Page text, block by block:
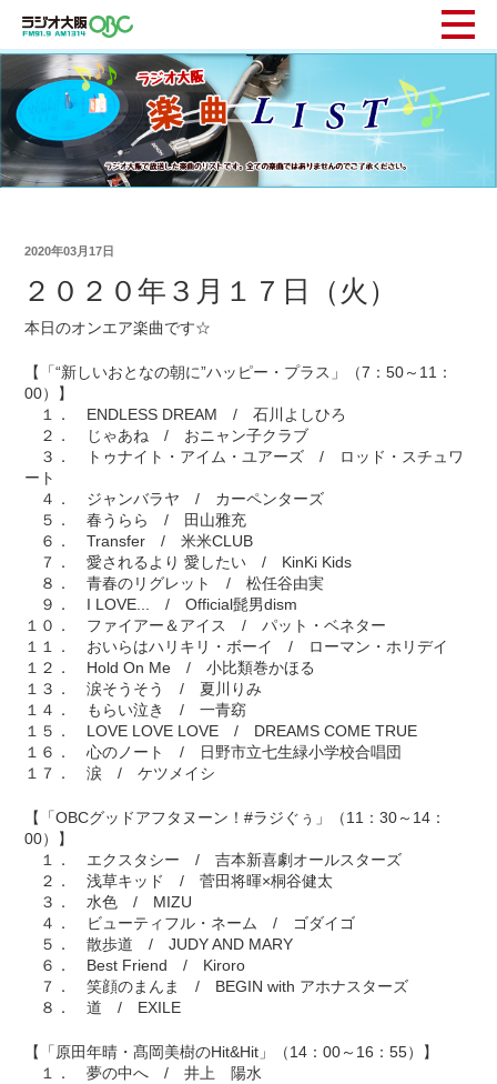
2020年03月17日
２０２０年３月１７日（火）
本日のオンエア楽曲です☆
【「“新しいおとなの朝に”ハッピー・プラス」（7：50～11：
00）】
１． ENDLESS DREAM / 石川よしひろ
２． じゃあね / おニャン子クラブ
３． トゥナイト・アイム・ユアーズ / ロッド・スチュワ
ート
４． ジャンバラヤ / カーペンターズ
５． 春うらら / 田山雅充
６． Transfer / 米米CLUB
７． 愛されるより 愛したい / KinKi Kids
８． 青春のリグレット / 松任谷由実
９． I LOVE... / Official髭男dism
１０． ファイアー＆アイス / パット・ベネター
１１． おいらはハリキリ・ボーイ / ローマン・ホリデイ
１２． Hold On Me / 小比類巻かほる
１３． 涙そうそう / 夏川りみ
１４． もらい泣き / 一青窈
１５． LOVE LOVE LOVE / DREAMS COME TRUE
１６． 心のノート / 日野市立七生緑小学校合唱団
１７． 涙 / ケツメイシ
【「OBCグッドアフタヌーン！#ラジぐぅ」（11：30～14：
00）】
１． エクスタシー / 吉本新喜劇オールスターズ
２． 浅草キッド / 菅田将暉×桐谷健太
３． 水色 / MIZU
４． ビューティフル・ネーム / ゴダイゴ
５． 散歩道 / JUDY AND MARY
６． Best Friend / Kiroro
７． 笑顔のまんま / BEGIN with アホナスターズ
８． 道 / EXILE
【「原田年晴・髙岡美樹のHit&Hit」（14：00～16：55）】
１． 夢の中へ / 井上 陽水